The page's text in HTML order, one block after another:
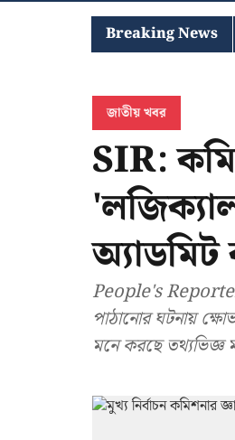
Breaking News
ঐশী ঘোষের খোঁজে সিপিআইএম সদর দপ্তরে
জাতীয় খবর
SIR:
অ্যাডমিট
People's
পাঠানোর ঘটনায়
মনে করছে তথ্যভিজ্ঞ